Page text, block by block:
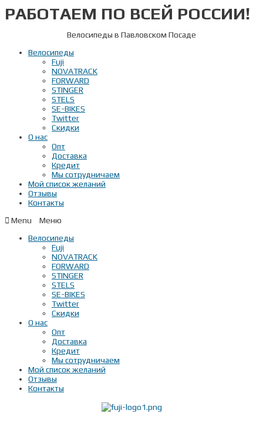
Перейти
кРАБОТАЕМ ПО ВСЕЙ РОССИИ!
Велосипеды в Павловском Посаде
Велосипеды
Fuji
NOVATRACK
FORWARD
STINGER
STELS
SE-BIKES
Twitter
Скидки
О нас
Опт
Доставка
Кредит
Мы сотрудничаем
Мой список желаний
Отзывы
Контакты
Menu
Велосипеды
Fuji
NOVATRACK
FORWARD
STINGER
STELS
SE-BIKES
Twitter
Скидки
О нас
Опт
Доставка
Кредит
Мы сотрудничаем
Мой список желаний
Отзывы
Контакты